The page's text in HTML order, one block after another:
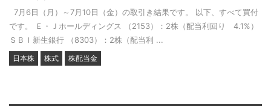
7月6日（月）～7月10日（金）の取引き結果です。 以下、すべて買付
です。 Ｅ・Ｊホールディングス （2153）：2株（配当利回り 4.1%）
ＳＢＩ新生銀行 （8303）：2株（配当利 ...
日本株 株式 株配当金